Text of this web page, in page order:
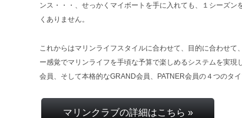
ンス・・・、せっかくマイボートを手に入れても、１シーズ
くありません。
これからはマリンライフスタイルに合わせて、目的に合わせ
ー感覚でマリンライフを手頃な予算で楽しめるシステムを実現
会員、そして本格的なGRAND会員、PATNER会員の４つのタイ
マリンクラブの詳細はこちら »